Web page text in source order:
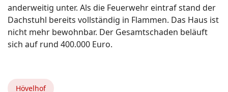
anderweitig unter. Als die Feuerwehr eintraf stand der
Dachstuhl bereits vollständig in Flammen. Das Haus ist
nicht mehr bewohnbar. Der Gesamtschaden beläuft
sich auf rund 400.000 Euro.
Hövelhof